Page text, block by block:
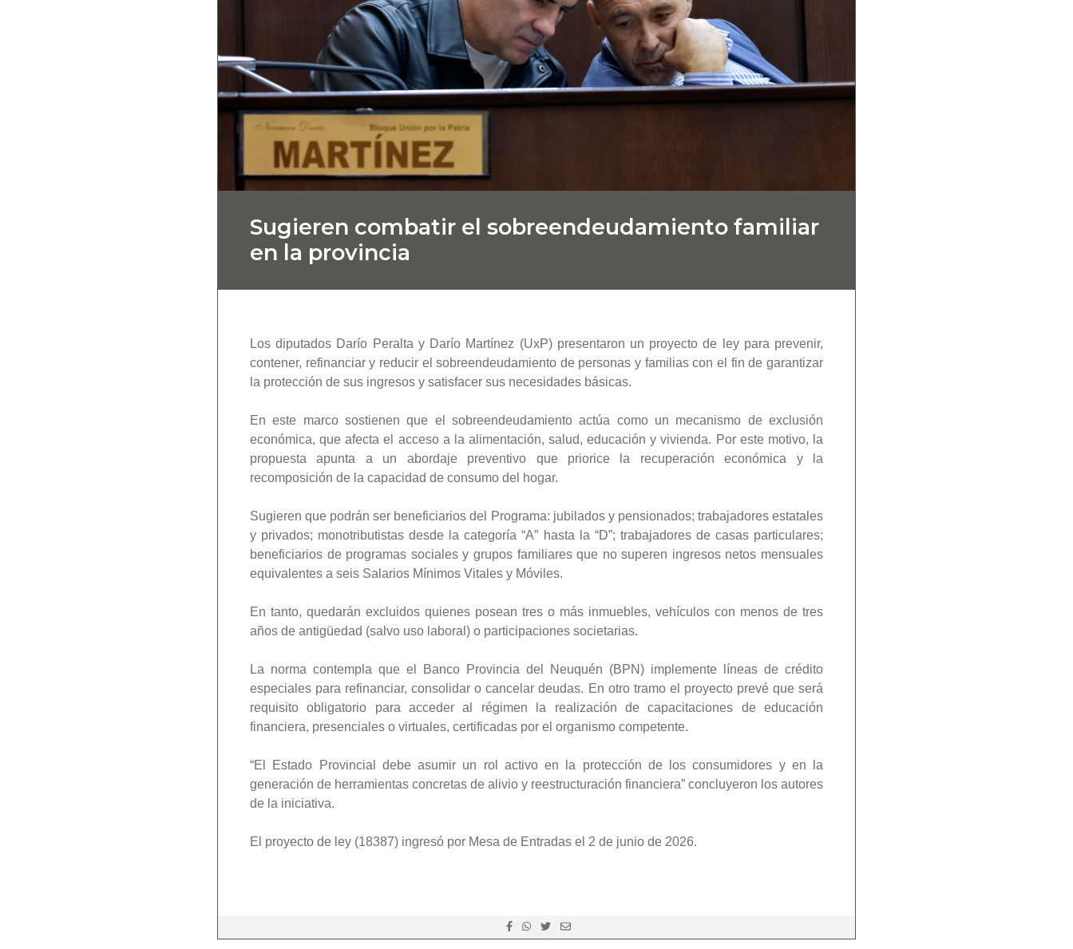
Sugieren combatir el sobreendeudamiento familiar
en la provincia
Los diputados Darío Peralta y Darío Martínez (UxP) presentaron un proyecto de ley para prevenir,
contener, refinanciar y reducir el sobreendeudamiento de personas y familias con el fin de garantizar
la protección de sus ingresos y satisfacer sus necesidades básicas.
En este marco sostienen que el sobreendeudamiento actúa como un mecanismo de exclusión
económica, que afecta el acceso a la alimentación, salud, educación y vivienda. Por este motivo, la
propuesta apunta a un abordaje preventivo que priorice la recuperación económica y la
recomposición de la capacidad de consumo del hogar.
Sugieren que podrán ser beneficiarios del Programa: jubilados y pensionados; trabajadores estatales
y privados; monotributistas desde la categoría “A” hasta la “D”; trabajadores de casas particulares;
beneficiarios de programas sociales y grupos familiares que no superen ingresos netos mensuales
equivalentes a seis Salarios Mínimos Vitales y Móviles.
En tanto, quedarán excluidos quienes posean tres o más inmuebles, vehículos con menos de tres
años de antigüedad (salvo uso laboral) o participaciones societarias.
La norma contempla que el Banco Provincia del Neuquén (BPN) implemente líneas de crédito
especiales para refinanciar, consolidar o cancelar deudas. En otro tramo el proyecto prevé que será
requisito obligatorio para acceder al régimen la realización de capacitaciones de educación
financiera, presenciales o virtuales, certificadas por el organismo competente.
“El Estado Provincial debe asumir un rol activo en la protección de los consumidores y en la
generación de herramientas concretas de alivio y reestructuración financiera” concluyeron los autores
de la iniciativa.
El proyecto de ley (18387) ingresó por Mesa de Entradas el 2 de junio de 2026.